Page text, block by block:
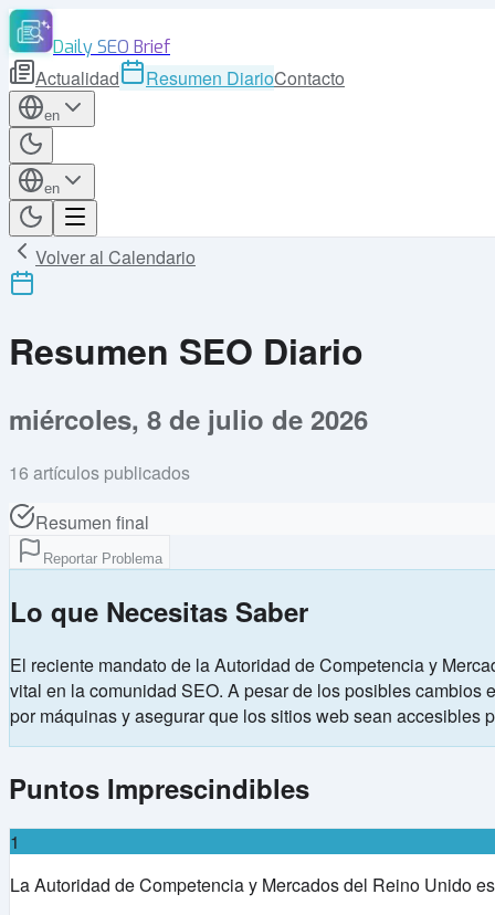
Daily SEO Brief
Actualidad Resumen DiarioContacto
en
en
Volver al Calendario
Resumen SEO Diario
miércoles, 8 de julio de 2026
16 artículos publicados
Resumen final
Reportar Problema
Lo que Necesitas Saber
El reciente mandato de la Autoridad de Competencia y
vital en la comunidad SEO. A pesar de los posibles
por máquinas y asegurar que los sitios web sean accesibles
Puntos Imprescindibles
1
La Autoridad de Competencia y Mercados del Reino Unido